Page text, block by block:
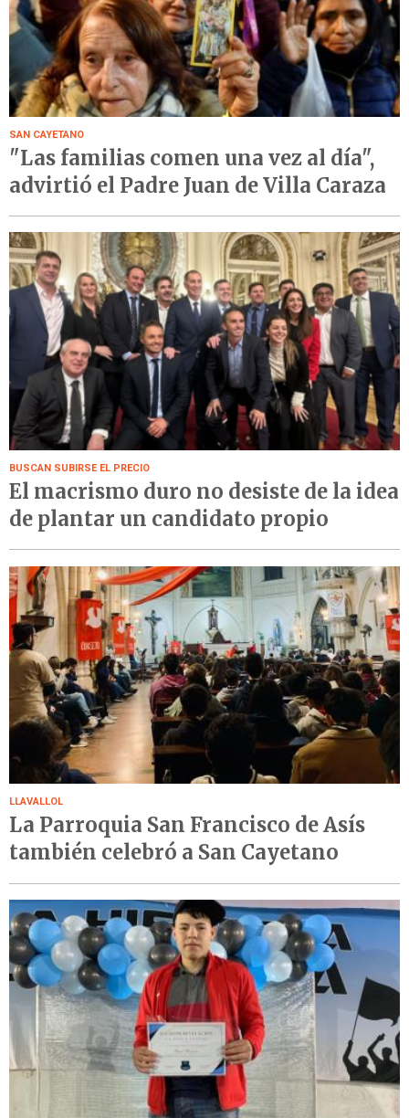
SAN CAYETANO
"Las familias comen una vez al día",
advirtió el Padre Juan de Villa Caraza
BUSCAN SUBIRSE EL PRECIO
El macrismo duro no desiste de la idea
de plantar un candidato propio
LLAVALLOL
La Parroquia San Francisco de Asís
también celebró a San Cayetano